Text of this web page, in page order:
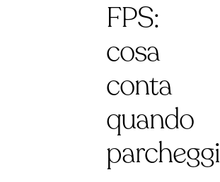
FPS:
cosa
conta
quando
parcheggi